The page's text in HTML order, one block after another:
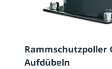
Rammschutzpoller
Aufdübeln